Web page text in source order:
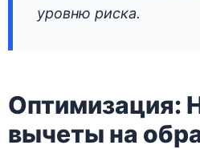
уровню риска.
Оптимизация:
вычеты на